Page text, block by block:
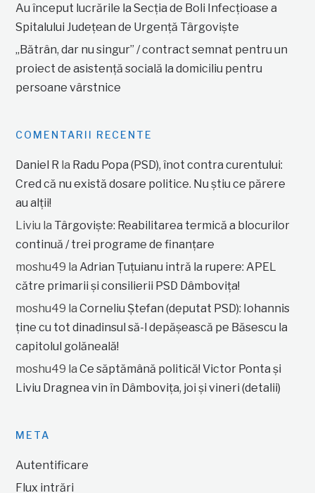
Au început lucrările la Secția de Boli Infecțioase a
Spitalului Județean de Urgență Târgoviște
„Bătrân, dar nu singur” / contract semnat pentru un
proiect de asistență socială la domiciliu pentru
persoane vârstnice
COMENTARII RECENTE
Daniel R la Radu Popa (PSD), înot contra curentului:
Cred că nu există dosare politice. Nu știu ce părere
au alții!
Liviu la Târgoviște: Reabilitarea termică a blocurilor
continuă / trei programe de finanțare
moshu49 la Adrian Țuțuianu intră la rupere: APEL
către primarii și consilierii PSD Dâmbovița!
moshu49 laCorneliu Ștefan (deputat PSD): Iohannis
ține cu tot dinadinsul să-l depășească pe Băsescu la
capitolul golăneală!
moshu49 laCe săptămână politică! Victor Ponta și
Liviu Dragnea vin în Dâmbovița, joi și vineri (detalii)
META
Autentificare
Flux intrări